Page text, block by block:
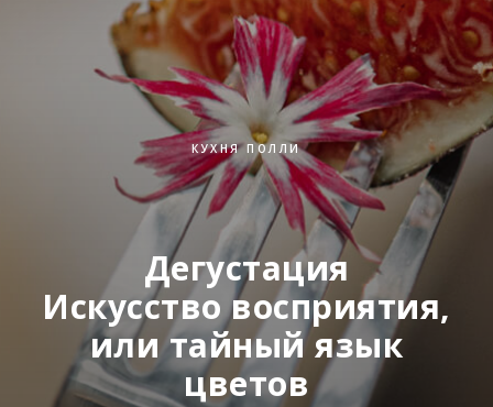
КУХНЯ ПОЛЛИ
Дегустация
Искусство восприятия,
или тайный язык
цветов